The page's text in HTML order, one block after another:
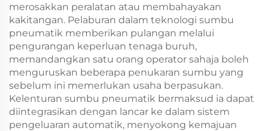
merosakkan peralatan atau membahayakan
kakitangan. Pelaburan dalam teknologi sumbu
pneumatik memberikan pulangan melalui
pengurangan keperluan tenaga buruh,
memandangkan satu orang operator sahaja boleh
menguruskan beberapa penukaran sumbu yang
sebelum ini memerlukan usaha berpasukan.
Kelenturan sumbu pneumatik bermaksud ia dapat
diintegrasikan dengan lancar ke dalam sistem
pengeluaran automatik, menyokong kemajuan